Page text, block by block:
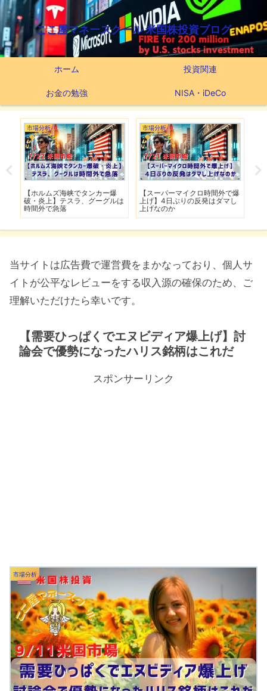
ここ屋マネースクール 米国株投資ブログ
ホーム 投資関連
お金の勉強 NISA・iDeCo
市場分析
【ホルムズ海峡でタンカー爆
破・炎上】テスラ、グーグルは
時間外で急落
市場分析
【スーパーマイクロ時間外で爆
上げ】4日ぶりの反発はダマし
上げなのか
当サイトは広告費で運営費をまかなっており、個人サ
イトが公平なレビューをする収入源の確保のため、ご
理解いただけたら幸いです。
【需要ひっぱくでエヌビディア爆上げ】討
論会で優勢になったハリス銘柄はこれだ
スポンサーリンク
市場分析